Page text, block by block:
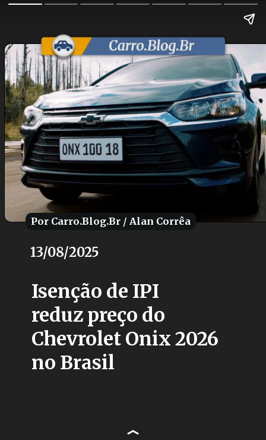
Isenção de IPI
reduz preço do
Chevrolet Onix 2026
no Brasil
Por Carro.Blog.Br / Alan Corrêa
Por Carro.Blog.Br / Alan Corrêa
13/08/2025